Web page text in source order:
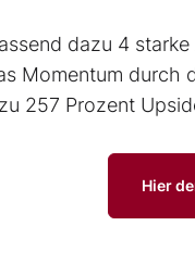
dazu 4
Momentum
257 Prozent
Hier